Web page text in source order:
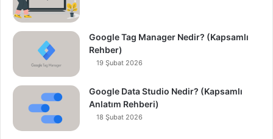
Google Tag Manager Nedir? (Kapsamlı
Rehber)
19 Şubat 2026
Google Data Studio Nedir? (Kapsamlı
Anlatım Rehberi)
18 Şubat 2026